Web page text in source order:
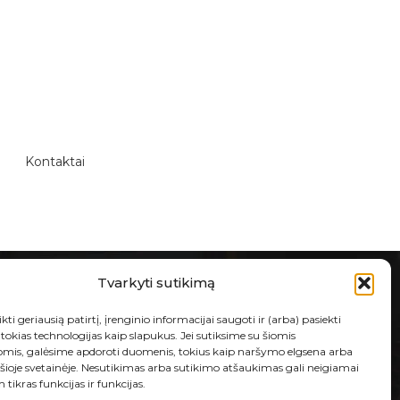
Tvarkyti sutikimą
geriausią patirtį, įrenginio informacijai saugoti ir (arba) pasiekti
technologijas kaip slapukus. Jei sutiksime su šiomis
galėsime apdoroti duomenis, tokius kaip naršymo elgsena arba
svetainėje. Nesutikimas arba sutikimo atšaukimas gali neigiamai
tikras funkcijas ir funkcijas.
Kontaktai
E-PARDUOTUVĖ
Taisyklės ir sąlygos
Prekių grąžinimas ir garantija